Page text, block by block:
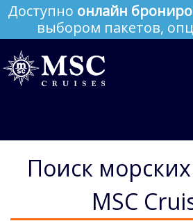
Доступно онлайн
выбором пакетов,
Поиск
MSC